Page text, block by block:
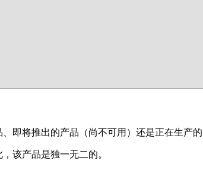
即将推出的产品（尚不可用）还是正在生产
该产品是独一无二的。